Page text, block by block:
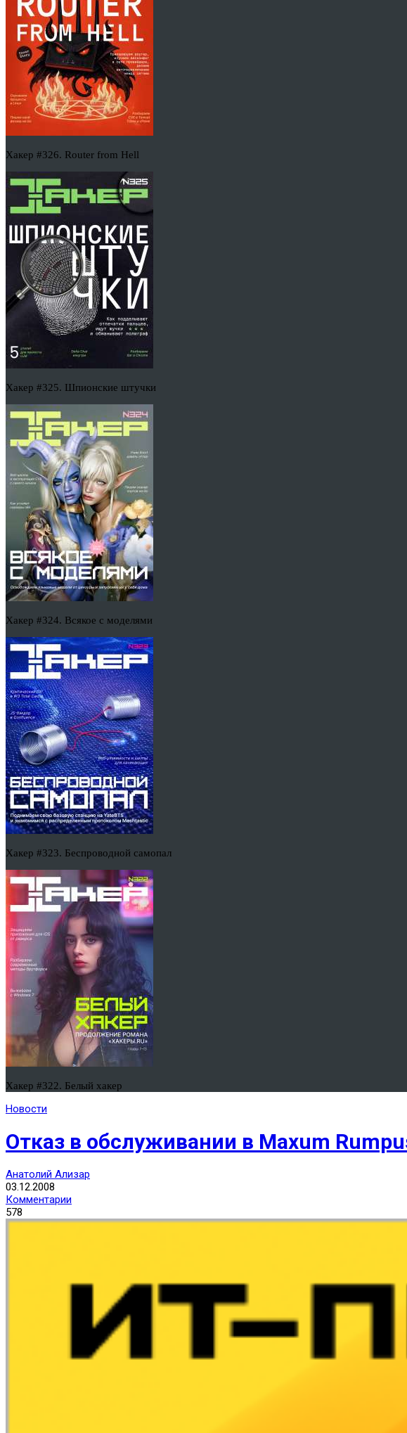
Хакер #326. Router from Hell
Хакер #325. Шпионские штучки
Хакер #324. Всякое с моделями
Хакер #323. Беспроводной самопал
Хакер #322. Белый хакер
Новости
Отказ в обслуживании в Maxum
Анатолий Ализар
03.12.2008
Комментарии
578